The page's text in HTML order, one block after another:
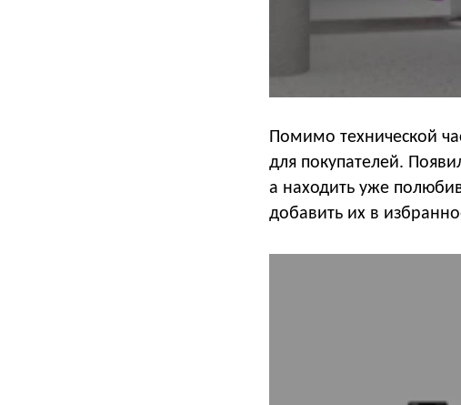
Помимо технической
для покупателей.
а находить уже
добавить их в